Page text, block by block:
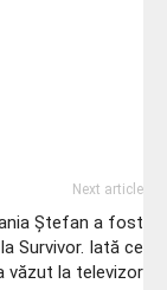
Next article
Ștefan a fost
Survivor. Iată ce
văzut la televizor